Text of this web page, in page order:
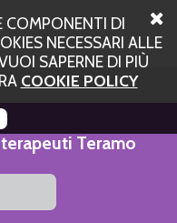
COMPONENTI DI
NECESSARI ALLE
SAPERNE DI PIÙ
COOKIE POLICY
Teramo